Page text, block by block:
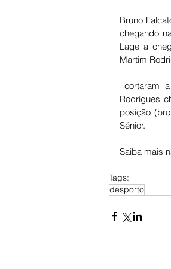
Bruno
chegando
Lage a
Martim
cortaram a meta em 4.º lugar na categoria de K2 Infantil, enquanto Gabriel Santos e Francisco
Rodrigues
posição
Sénior.
Saiba mais
Tags:
desporto